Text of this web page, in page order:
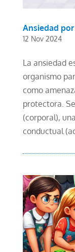
Ansiedad
12 Nov 2024
La ansiedad
organismo
como
protectora.
(corporal),
conductual